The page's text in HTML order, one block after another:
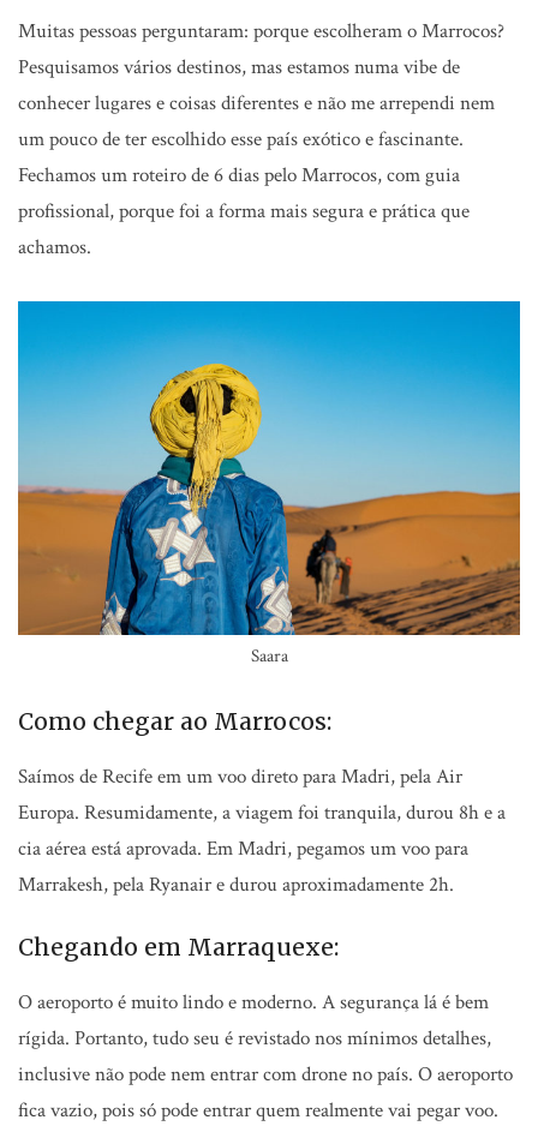
Muitas pessoas perguntaram: porque escolheram o Marrocos?
Pesquisamos vários destinos, mas estamos numa vibe de
conhecer lugares e coisas diferentes e não me arrependi nem
um pouco de ter escolhido esse país exótico e fascinante.
Fechamos um roteiro de 6 dias pelo Marrocos, com guia
profissional, porque foi a forma mais segura e prática que
achamos.
Saara
Como chegar ao Marrocos:
Saímos de Recife em um voo direto para Madri, pela Air
Europa. Resumidamente, a viagem foi tranquila, durou 8h e a
cia aérea está aprovada. Em Madri, pegamos um voo para
Marrakesh, pela Ryanair e durou aproximadamente 2h.
Chegando em Marraquexe:
O aeroporto é muito lindo e moderno. A segurança lá é bem
rígida. Portanto, tudo seu é revistado nos mínimos detalhes,
inclusive não pode nem entrar com drone no país. O aeroporto
fica vazio, pois só pode entrar quem realmente vai pegar voo.